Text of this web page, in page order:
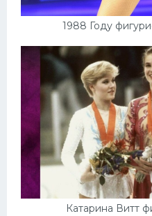
1988 Году
Катарина Витт